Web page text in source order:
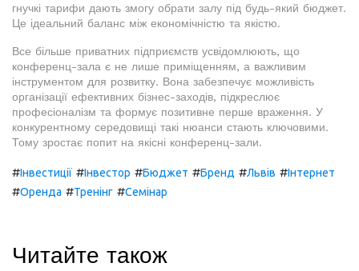
гнучкі тарифи дають змогу обрати залу під будь-який бюджет.
Це ідеальний баланс між економічністю та якістю.
Все більше приватних підприємств усвідомлюють, що
конференц-зала є не лише приміщенням, а важливим
інструментом для розвитку. Вона забезпечує можливість
організації ефективних бізнес-заходів, підкреслює
професіоналізм та формує позитивне перше враження. У
конкурентному середовищі такі нюанси стають ключовими.
Тому зростає попит на якісні конференц-зали.
#Інвестиції #Інвестор #Бюджет #Бренд #Львів #Інтернет
#Оренда #Тренінг #Семінар
Читайте також